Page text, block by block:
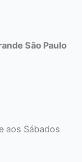
São Paulo
aos Sábados